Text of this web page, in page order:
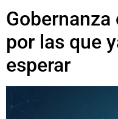
por las que
esperar